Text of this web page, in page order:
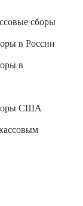
сборы
в России
в
США